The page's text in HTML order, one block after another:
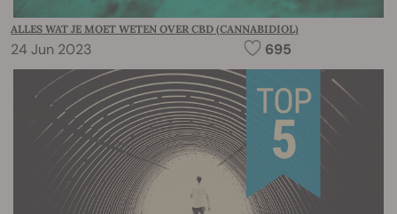
ALLES WAT JE MOET WETEN OVER CBD (CANNABIDIOL)
24 Jun 2023 695